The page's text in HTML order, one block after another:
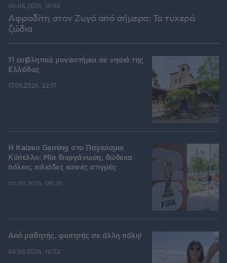
Αφροδίτη στον Ζυγό από σήμερα: Τα τυχερά
ζώδια
06.08.2026, 10:56
11 επιβλητικά μοναστήρια σε νησιά της
Ελλάδας
17.06.2026, 22:51
H Kaizen Gaming στο Παγκόσμιο
Kύπελλο: Μία διοργάνωση, δώδεκα
πόλεις, χιλιάδες κοινές στιγμές
05.08.2026, 08:38
Από μαθητής, φοιτητής σε άλλη πόλη!
06.08.2026, 10:52